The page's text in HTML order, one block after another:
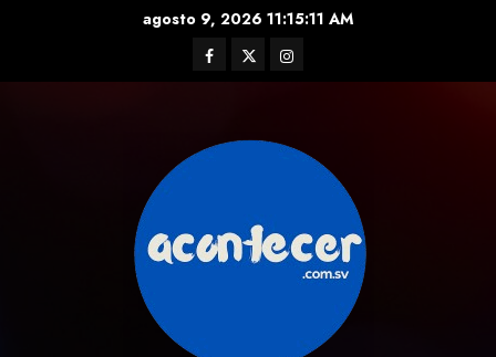
agosto 9, 2026 11:15:12 AM
Facebook
TwitterInstagram